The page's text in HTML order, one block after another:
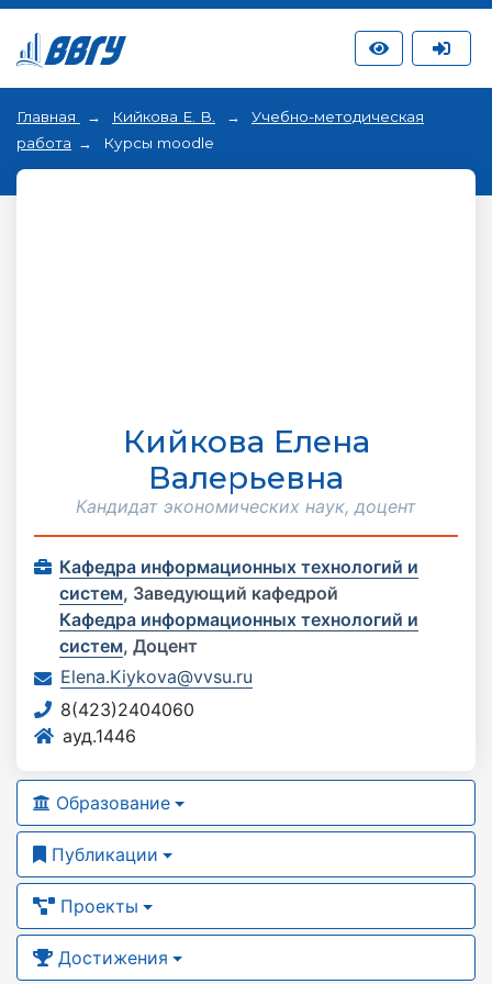
Главная Кийкова Е. В.
Учебно-методическая
работа
Курсы moodle
Кийкова Елена
Валерьевна
Кандидат экономических наук, доцент
Кафедра информационных технологий и
систем, Заведующий кафедрой
Кафедра информационных технологий и
систем, Доцент
Elena.Kiykova@vvsu.ru
8(423)2404060
ауд.1446
Образование
Публикации
Проекты
Достижения